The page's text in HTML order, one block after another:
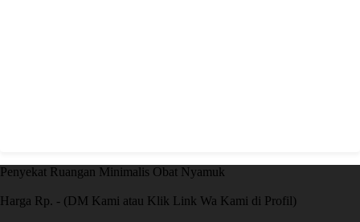
Penyekat Ruangan Minimalis Obat Nyamuk
Harga Rp. - (DM Kami atau Klik Link Wa Kami di Profil)